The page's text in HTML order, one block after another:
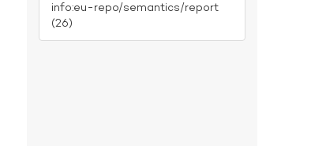
info:eu-repo/semantics/report
(26)